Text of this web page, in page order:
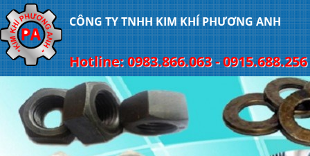
CÔNG TY TNHH KIM KHÍ PHƯƠNG ANH
Hotline: 0983.866.063 - 0915.688.256